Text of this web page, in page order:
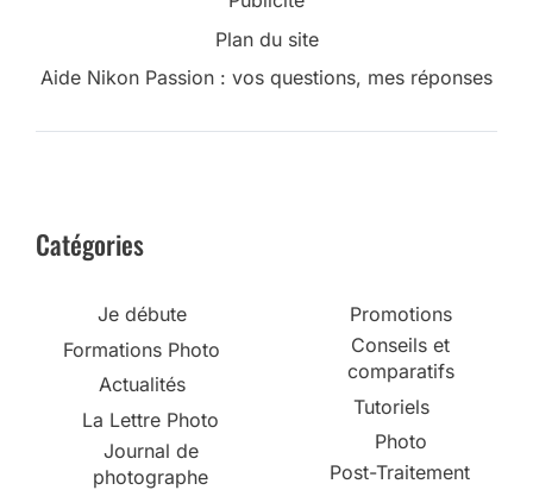
Plan du site
Aide Nikon Passion : vos questions, mes réponses
Catégories
Je débute
Formations Photo
Actualités
La Lettre Photo
Journal de
photographe
Promotions
Conseils et
comparatifs
Tutoriels
Photo
Post-Traitement